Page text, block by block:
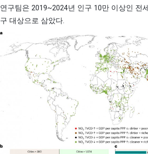
연구팀은 2019~2024년 인구 10만 이상인 전
구 대상으로 삼았다.